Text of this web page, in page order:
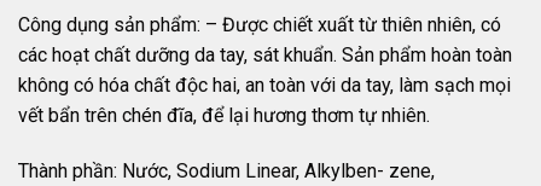
Công dụng sản phẩm: – Được chiết xuất từ thiên nhiên, có
các hoạt chất dưỡng da tay, sát khuẩn. Sản phẩm hoàn toàn
không có hóa chất độc hai, an toàn với da tay, làm sạch mọi
vết bẩn trên chén đĩa, để lại hương thơm tự nhiên.
Thành phần: Nước, Sodium Linear, Alkylben- zene,